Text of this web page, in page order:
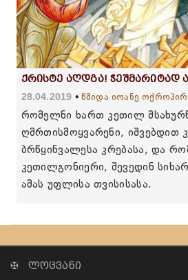
ქრისტე აღდგა! ჭეშმარიტად
28.04.2019 წმიდა იოანე
რომელნი ხართ კეთილ
ღმრთისმოყვარენი, იშვებდით
ბრწყინვალესა კრებასა, და
კეთილგონიერი, შევედინ
ამას უფლისა თვისისასა.
✠ ლოცვანი